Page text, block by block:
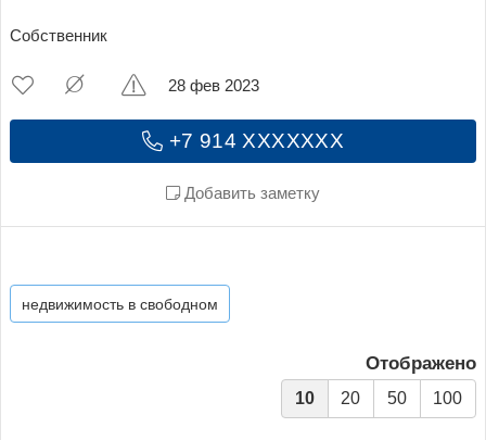
Собственник
+7 914 XXXXXXX
Добавить заметку
28 фев 2023
недвижимость в свободном
Отображено
10 20 50 100